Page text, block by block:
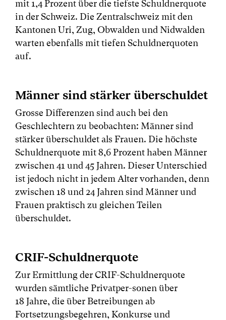
mit 1,4 Prozent über die tiefste Schuldnerquote
in der Schweiz. Die Zentralschweiz mit den
Kantonen Uri, Zug, Obwalden und Nidwalden
warten ebenfalls mit tiefen Schuldnerquoten
auf.
Männer sind stärker überschuldet
Grosse Differenzen sind auch bei den
Geschlechtern zu beobachten: Männer sind
stärker überschuldet als Frauen. Die höchste
Schuldnerquote mit 8,6 Prozent haben Männer
zwischen 41 und 45 Jahren. Dieser Unterschied
ist jedoch nicht in jedem Alter vorhanden, denn
zwischen 18 und 24 Jahren sind Männer und
Frauen praktisch zu gleichen Teilen
überschuldet.
CRIF-Schuldnerquote
Zur Ermittlung der CRIF-Schuldnerquote
wurden sämtliche Privatper-sonen über
18 Jahre, die über Betreibungen ab
Fortsetzungsbegehren, Konkurse und